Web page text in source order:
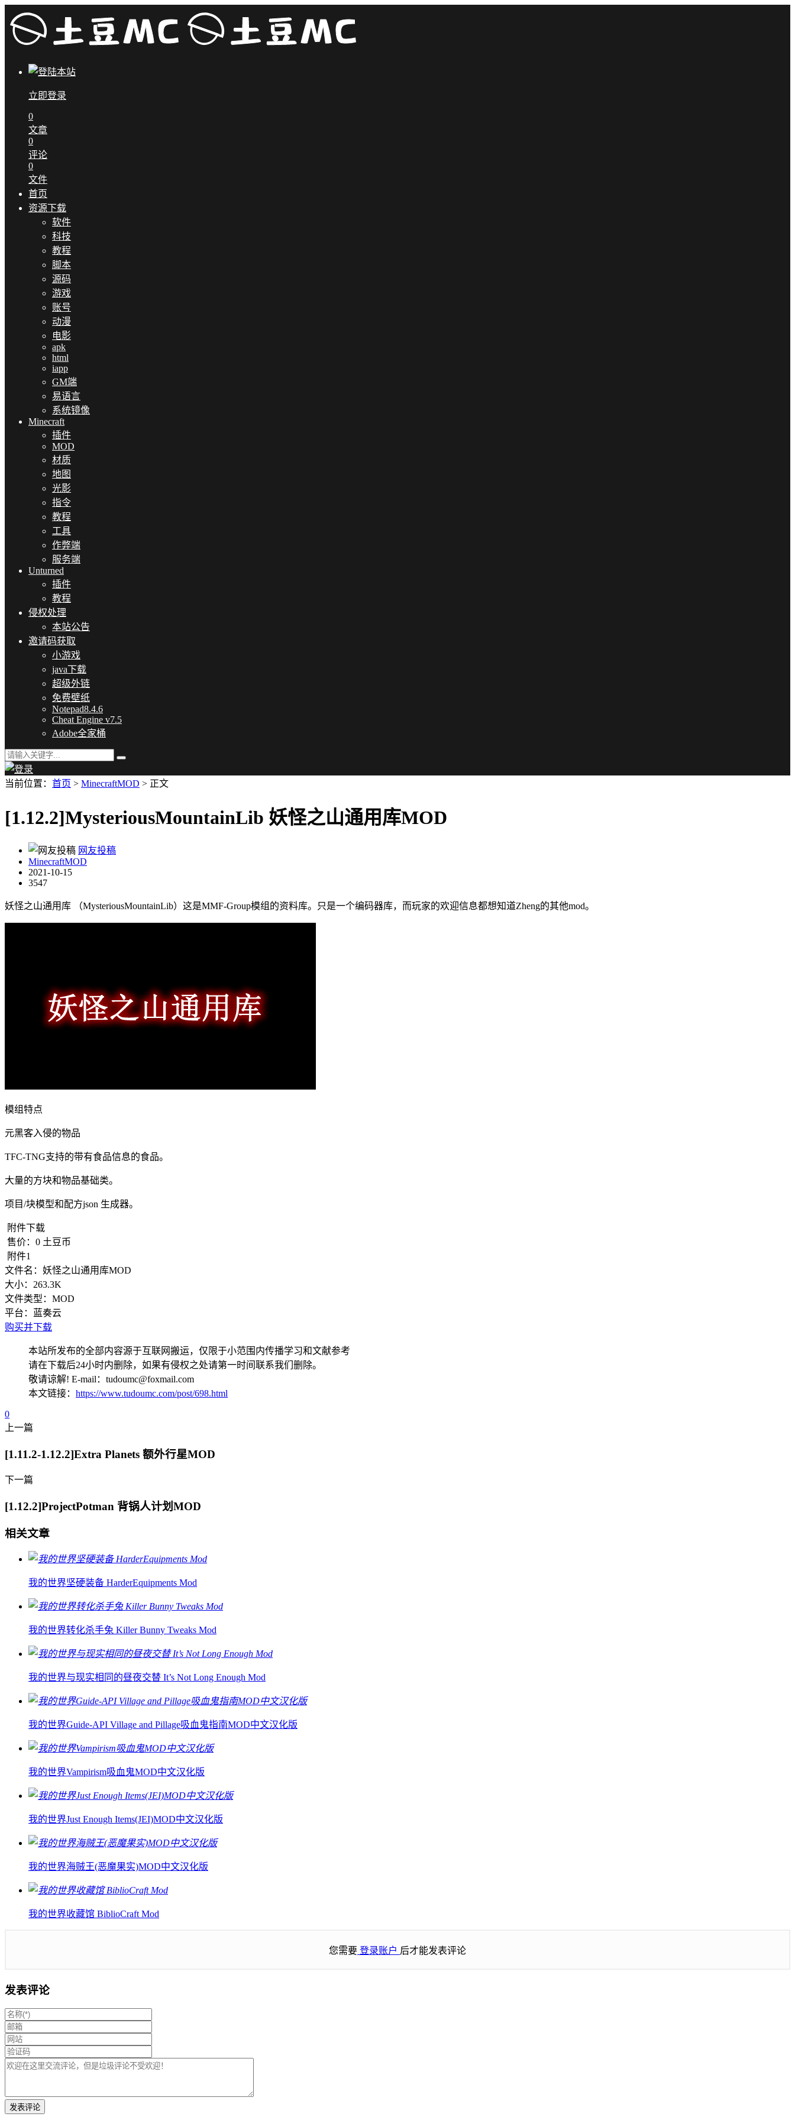
立即登录
0
文章
0
评论
0
文件
首页
资源下载
软件
科技
教程
脚本
源码
游戏
账号
动漫
电影
apk
html
iapp
GM端
易语言
系统镜像
Minecraft
插件
MOD
材质
地图
光影
指令
教程
工具
作弊端
服务端
Unturned
插件
教程
侵权处理
本站公告
邀请码获取
小游戏
java下载
超级外链
免费壁纸
Notepad8.4.6
Cheat Engine v7.5
Adobe全家桶
当前位置： 首页 > MinecraftMOD > 正文
[1.12.2]MysteriousMountainLib 妖怪之山通用库MOD
网友投稿
MinecraftMOD
2021-10-15
3547
妖怪之山通用库 （MysteriousMountainLib）这是MMF-Group模组的资料库。只是一个编码器库，而玩家的欢迎信息都想知道Zheng的其他mod。
模组特点
元黑客入侵的物品
TFC-TNG支持的带有食品信息的食品。
大量的方块和物品基础类。
项目/块模型和配方json 生成器。
附件下载
售价： 0 土豆币
附件1
文件名： 妖怪之山通用库MOD
大小： 263.3K
文件类型： MOD
平台：
蓝奏云
购买并下载
本站所发布的全部内容源于互联网搬运，仅限于小范围内传播学习和文献参考
请在下载后24小时内删除，如果有侵权之处请第一时间联系我们删除。
敬请谅解! E-mail：tudoumc@foxmail.com
本文链接： https://www.tudoumc.com/post/698.html
0
上一篇
[1.11.2-1.12.2]Extra Planets 额外行星MOD
下一篇
[1.12.2]ProjectPotman 背锅人计划MOD
相关文章
我的世界坚硬装备 HarderEquipments Mod
我的世界转化杀手兔 Killer Bunny Tweaks Mod
我的世界与现实相同的昼夜交替 It’s Not Long Enough Mod
我的世界Guide-API Village and Pillage吸血鬼指南MOD中文汉化版
我的世界Vampirism吸血鬼MOD中文汉化版
我的世界Just Enough Items(JEI)MOD中文汉化版
我的世界海贼王(恶魔果实)MOD中文汉化版
我的世界收藏馆 BiblioCraft Mod
您需要 登录账户 后才能发表评论
发表评论